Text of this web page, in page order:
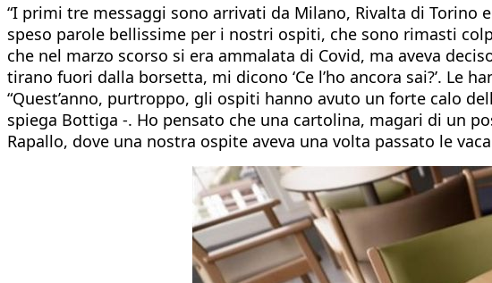
“I primi tre messaggi sono arrivati da Milano, Rivalta di Torino
speso parole bellissime per i nostri ospiti, che sono rimasti
che nel marzo scorso si era ammalata di Covid, ma aveva
tirano fuori dalla borsetta, mi dicono ‘Ce l’ho ancora sai?’. Le
“Quest’anno, purtroppo, gli ospiti hanno avuto un forte calo
spiega Bottiga -. Ho pensato che una cartolina, magari di un
Rapallo, dove una nostra ospite aveva una volta passato le